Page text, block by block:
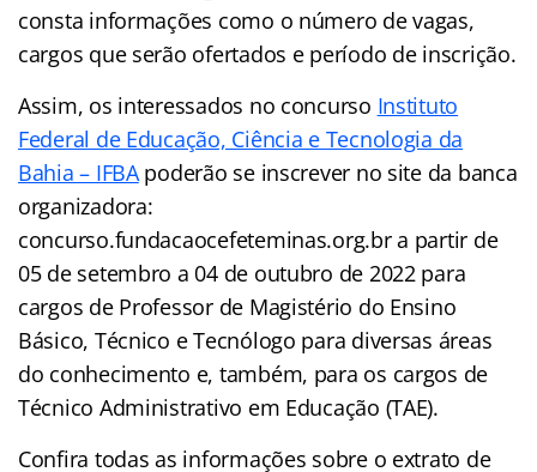
consta informações como o número de vagas,
cargos que serão ofertados e período de inscrição.
Assim, os interessados no concurso Instituto
Federal de Educação, Ciência e Tecnologia da
Bahia – IFBApoderão se inscrever no site da banca
organizadora:
concurso.fundacaocefeteminas.org.br a partir de
05 de setembro a 04 de outubro de 2022 para
cargos de Professor de Magistério do Ensino
Básico, Técnico e Tecnólogo para diversas áreas
do conhecimento e, também, para os cargos de
Técnico Administrativo em Educação (TAE).
Confira todas as informações sobre o extrato de